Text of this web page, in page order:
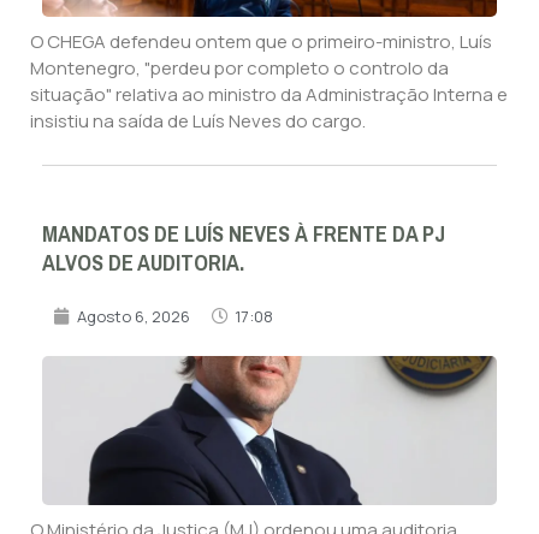
O CHEGA defendeu ontem que o primeiro-ministro, Luís
Montenegro, "perdeu por completo o controlo da
situação" relativa ao ministro da Administração Interna e
insistiu na saída de Luís Neves do cargo.
MANDATOS DE LUÍS NEVES À FRENTE DA PJ
ALVOS DE AUDITORIA.
Agosto 6, 2026 17:08